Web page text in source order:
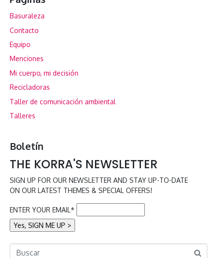
Basuraleza
Contacto
Equipo
Menciones
Mi cuerpo, mi decisión
Recicladoras
Taller de comunicación ambiental
Talleres
Boletín
THE KORRA'S NEWSLETTER
SIGN UP FOR OUR NEWSLETTER AND STAY UP-TO-DATE
ON OUR LATEST THEMES & SPECIAL OFFERS!
ENTER YOUR EMAIL*